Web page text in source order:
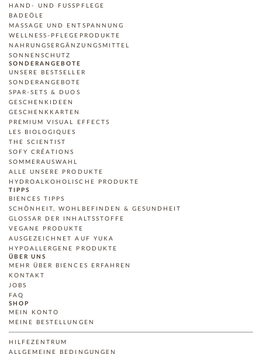
HAND- UND FUSSPFLEGE
BADEÖLE
MASSAGE UND ENTSPANNUNG
WELLNESS-PFLEGEPRODUKTE
NAHRUNGSERGÄNZUNGSMITTEL
SONNENSCHUTZ
SONDERANGEBOTE
UNSERE BESTSELLER
SONDERANGEBOTE
SPAR-SETS & DUOS
GESCHENKIDEEN
GESCHENKKARTEN
PREMIUM VISUAL EFFECTS
LES BIOLOGIQUES
THE SCIENTIST
SOFY CRÉATIONS
SOMMERAUSWAHL
ALLE UNSERE PRODUKTE
HYDROALKOHOLISCHE PRODUKTE
TIPPS
BIENCES TIPPS
SCHÖNHEIT, WOHLBEFINDEN & GESUNDHEIT
GLOSSAR DER INHALTSSTOFFE
VEGANE PRODUKTE
AUSGEZEICHNET AUF YUKA
HYPOALLERGENE PRODUKTE
ÜBER UNS
MEHR ÜBER BIENCES ERFAHREN
KONTAKT
JOBS
FAQ
SHOP
MEIN KONTO
MEINE BESTELLUNGEN
HILFEZENTRUM
ALLGEMEINE BEDINGUNGEN